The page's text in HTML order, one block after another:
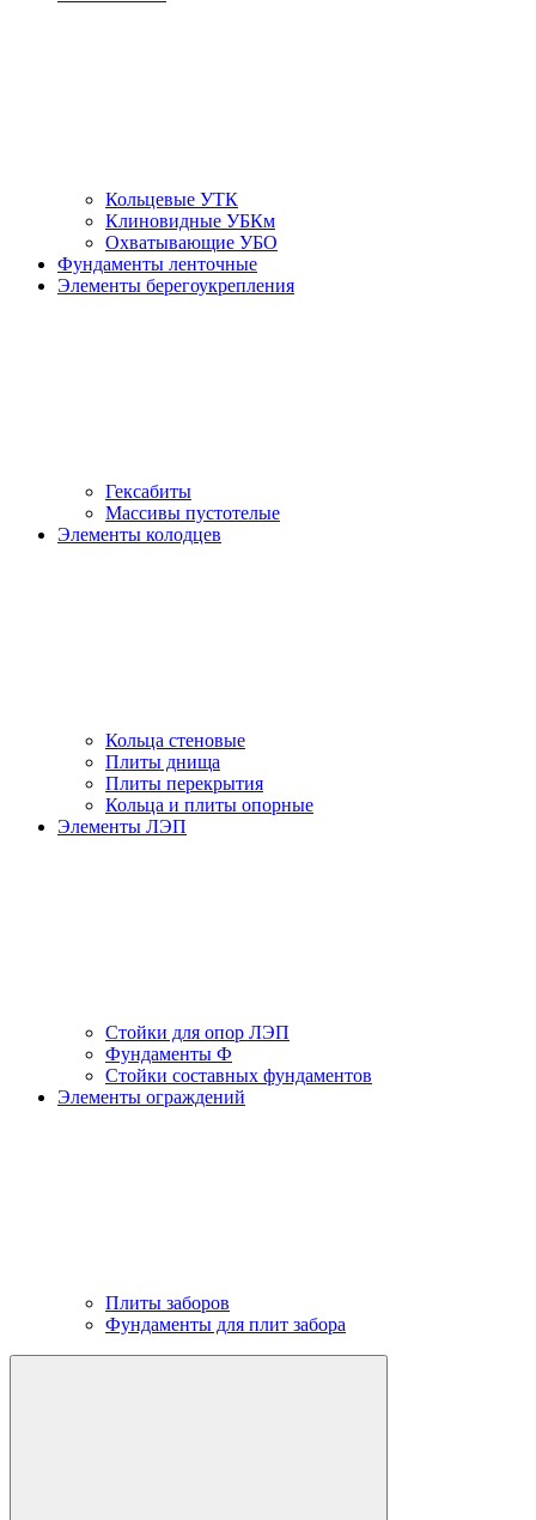
Кольцевые УТК
Клиновидные УБКм
Охватывающие УБО
Фундаменты ленточные
Элементы берегоукрепления
Гексабиты
Массивы пустотелые
Элементы колодцев
Кольца стеновые
Плиты днища
Плиты перекрытия
Кольца и плиты опорные
Элементы ЛЭП
Стойки для опор ЛЭП
Фундаменты Ф
Стойки составных фундаментов
Элементы ограждений
Плиты заборов
Фундаменты для плит забора